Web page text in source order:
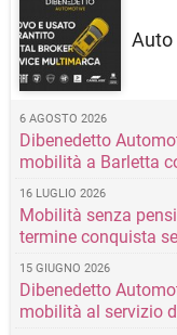
Auto
6 AGOSTO 2026
Dibenedetto
mobilità a Barletta
16 LUGLIO 2026
Mobilità senza
termine conquista
15 GIUGNO 2026
Dibenedetto
mobilità al servizio